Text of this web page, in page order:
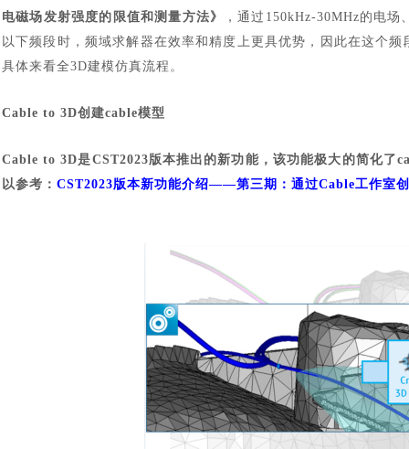
电磁场发射强度的限值和测量方法》
，通过 150kHz-30MHz的电场
以下频段时，频域求解器在效率和精度上更具优势，因此在这个
具体来看全3D建模仿真流程。
Cable to 3D创建cable模型
Cable to 3D是CST2023版本推出的新功能，该功能极大的简化了
以参考： CST2023版本新功能介绍——第三期：通过Cable工作室